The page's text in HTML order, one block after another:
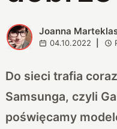
J Joanna
04.10.2022
Do sieci trafia
Samsunga, czyli
poświęcamy